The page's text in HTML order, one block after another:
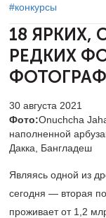
#конкурсы
18 ЯРКИХ,
РЕДКИХ
30 августа 2021
Фото:Onuchcha
наполненной
Дакка, Бангладеш
Являясь одной из
сегодня — вторая
проживает от 1,2